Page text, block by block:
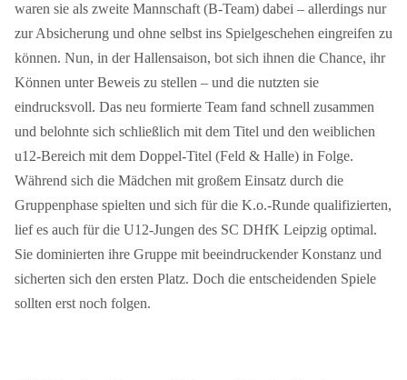
waren sie als zweite Mannschaft (B-Team) dabei – allerdings nur
zur Absicherung und ohne selbst ins Spielgeschehen eingreifen zu
können. Nun, in der Hallensaison, bot sich ihnen die Chance, ihr
Können unter Beweis zu stellen – und die nutzten sie
eindrucksvoll. Das neu formierte Team fand schnell zusammen
und belohnte sich schließlich mit dem Titel und den weiblichen
u12-Bereich mit dem Doppel-Titel (Feld & Halle) in Folge.
Während sich die Mädchen mit großem Einsatz durch die
Gruppenphase spielten und sich für die K.o.-Runde qualifizierten,
lief es auch für die U12-Jungen des SC DHfK Leipzig optimal.
Sie dominierten ihre Gruppe mit beeindruckender Konstanz und
sicherten sich den ersten Platz. Doch die entscheidenden Spiele
sollten erst noch folgen.